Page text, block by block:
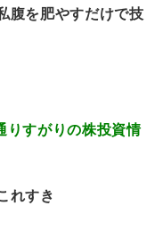
腹を肥やすだけで技
すがりの株投資情
れすき